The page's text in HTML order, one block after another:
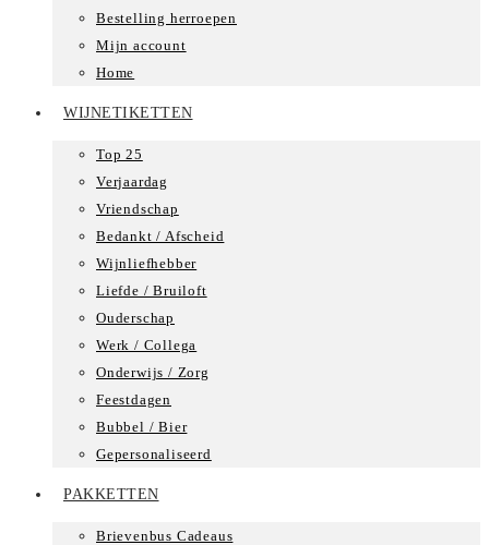
Bestelling herroepen
Mijn account
Home
WIJNETIKETTEN
Top 25
Verjaardag
Vriendschap
Bedankt / Afscheid
Wijnliefhebber
Liefde / Bruiloft
Ouderschap
Werk / Collega
Onderwijs / Zorg
Feestdagen
Bubbel / Bier
Gepersonaliseerd
PAKKETTEN
Brievenbus Cadeaus